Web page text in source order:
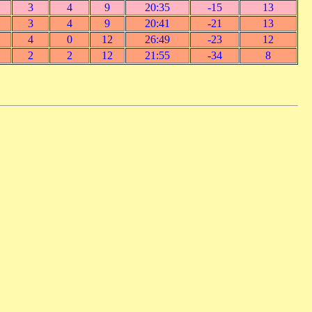
3 4 9 20:35 -15
13
3 4 9 20:41 -21
13
4 0 12 26:49 -23
12
2 2 12 21:55 -34 8